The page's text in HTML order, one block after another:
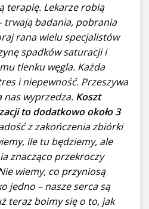
terapię. Lekarze robią
trwają badania, pobrania
rana wielu specjalistów
spadków saturacji i
tlenku węgla. Każda
i niepewność. Przeszywa
nas wyprzedza. Koszt
to dodatkowo około 3
z zakończenia zbiórki
ile tu będziemy, ale
znacząco przekroczy
wiemy, co przyniosą
jedno – nasze serca są
teraz boimy się o to, jak